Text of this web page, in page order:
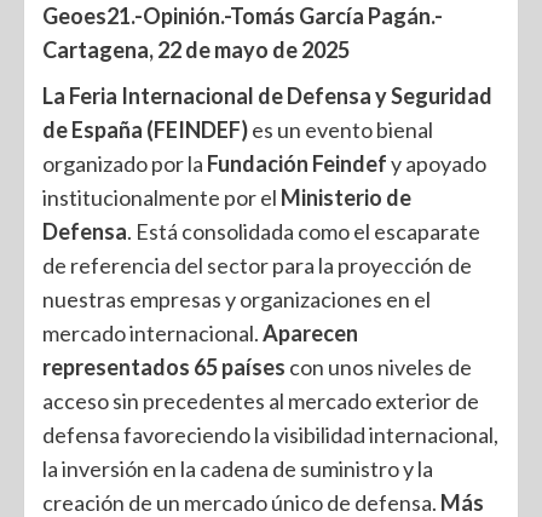
Geoes21.-Opinión.-Tomás García Pagán.-
Cartagena, 22 de mayo de 2025
La Feria Internacional de Defensa y Seguridad
de España (FEINDEF)es un evento bienal
organizado por la Fundación Feindefy apoyado
institucionalmente por el Ministerio de
Defensa. Está consolidada como el escaparate
de referencia del sector para la proyección de
nuestras empresas y organizaciones en el
mercado internacional.Aparecen
representados 65 países con unos niveles de
acceso sin precedentes al mercado exterior de
defensa favoreciendo la visibilidad internacional,
la inversión en la cadena de suministro y la
creación de un mercado único de defensa. Más